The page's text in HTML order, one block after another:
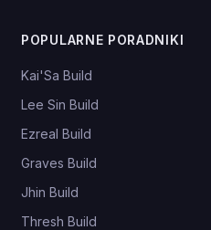
POPULARNE PORADNIKI
Kai'Sa Build
Lee Sin Build
Ezreal Build
Graves Build
Jhin Build
Thresh Build